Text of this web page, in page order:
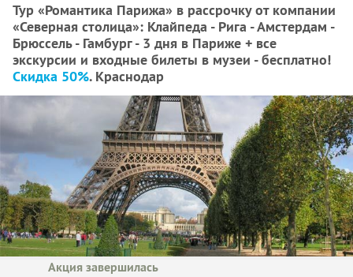
Тур «Романтика Парижа» в рассрочку от компании
«Северная столица»: Клайпеда - Рига - Амстердам -
Брюссель - Гамбург - 3 дня в Париже + все
экскурсии и входные билеты в музеи - бесплатно!
Скидка 50%. Краснодар
Акция завершилась